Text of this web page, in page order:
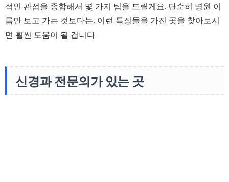
적인 관점을 종합해서 몇 가지 팁을 드릴게요. 단순히 병원 이
름만 보고 가는 것보다는, 이런 특징들을 가진 곳을 찾아보시
면 훨씬 도움이 될 겁니다.
신경과 전문의가 있는 곳